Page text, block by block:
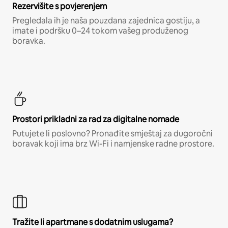
Rezervišite s povjerenjem
Pregledala ih je naša pouzdana zajednica gostiju, a
imate i podršku 0–24 tokom vašeg produženog
boravka.
Prostori prikladni za rad za digitalne nomade
Putujete li poslovno? Pronađite smještaj za dugoročni
boravak koji ima brz Wi-Fi i namjenske radne prostore.
Tražite li apartmane s dodatnim uslugama?